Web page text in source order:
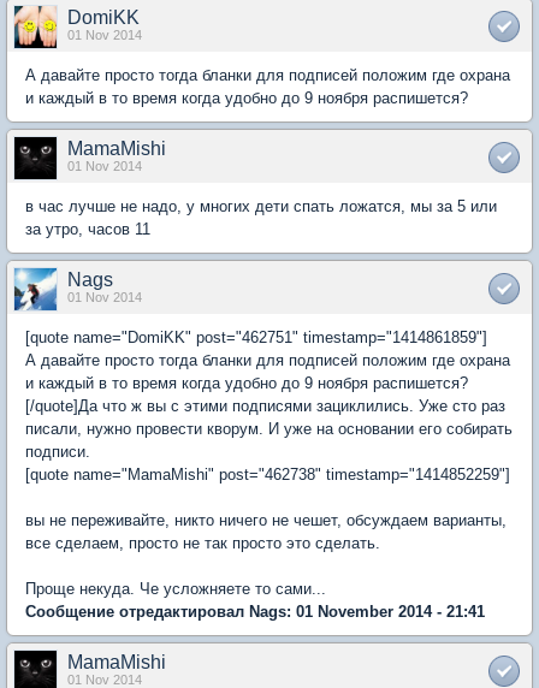
DomiKK
01 Nov 2014
А давайте просто тогда бланки для подписей положим где охрана
и каждый в то время когда удобно до 9 ноября распишется?
MamaMishi
01 Nov 2014
в час лучше не надо, у многих дети спать ложатся, мы за 5 или
за утро, часов 11
Nags
01 Nov 2014
[quote name="DomiKK" post="462751" timestamp="1414861859"]
А давайте просто тогда бланки для подписей положим где охрана
и каждый в то время когда удобно до 9 ноября распишется?
[/quote]Да что ж вы с этими подписями зациклились. Уже сто раз
писали, нужно провести кворум. И уже на основании его собирать
подписи.
[quote name="MamaMishi" post="462738" timestamp="1414852259"]
вы не переживайте, никто ничего не чешет, обсуждаем варианты,
все сделаем, просто не так просто это сделать.
Проще некуда. Че усложняете то сами...
Сообщение отредактировал Nags: 01 November 2014 - 21:41
MamaMishi
01 Nov 2014